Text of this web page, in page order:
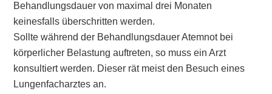
Behandlungsdauer von maximal drei Monaten
keinesfalls überschritten werden.
Sollte während der Behandlungsdauer Atemnot bei
körperlicher Belastung auftreten, so muss ein Arzt
konsultiert werden. Dieser rät meist den Besuch eines
Lungenfacharztes an.